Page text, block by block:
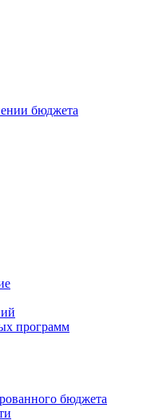
бюджета
программ
бюджета